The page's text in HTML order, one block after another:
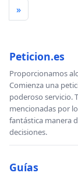
»
Peticion.es
Proporcionamos
Comienza una
poderoso servicio.
mencionadas por
fantástica manera
decisiones.
Guías